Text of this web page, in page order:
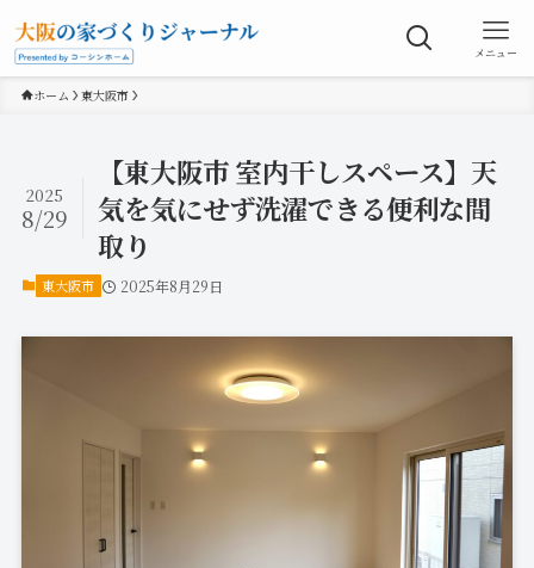
メニュー
ホーム 東大阪市
【東大阪市 室内干しスペース】天
気を気にせず洗濯できる便利な間
取り
2025
8/29
東大阪市 2025年8月29日